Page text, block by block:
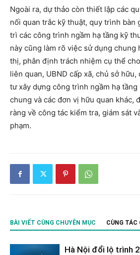
Ngoài ra, dự thảo còn thiết lập các
nối quan trắc kỹ thuật, quy trình bàn
trì các công trình ngầm hạ tầng kỹ
này cũng làm rõ việc sử dụng chung
thị, phân định trách nhiệm cụ thể
liên quan, UBND cấp xã, chủ sở hữu,
tư xây dựng công trình ngầm hạ
chung và các đơn vị hữu quan khác,
ràng về công tác kiểm tra, giám sát
phạm.
BÀI VIẾT CÙNG CHUYÊN MỤC CÙNG TÁC
Hà Nội đổi lộ trình